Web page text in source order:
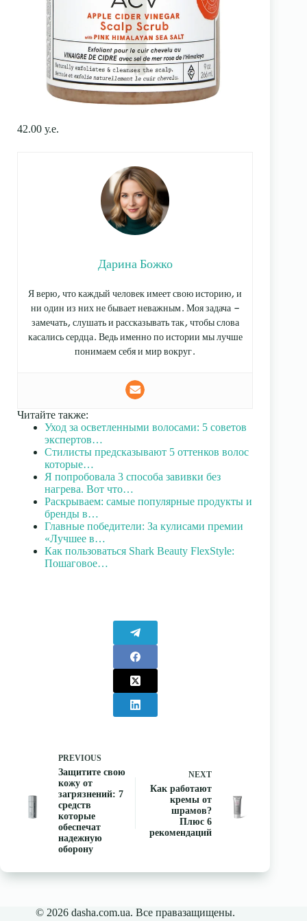
42.00 у.е.
Дарина Божко
Я верю, что каждый человек имеет свою историю, и
ни один из них не бывает неважным. Моя задача —
замечать, слушать и рассказывать так, чтобы слова
касались сердца. Ведь именно по истории мы лучше
понимаем себя и мир вокруг.
Читайте также:
Уход за осветленными волосами: 5 советов
экспертов…
Стилисты предсказывают 5 оттенков волос
которые…
Я попробовала 3 способа завивки без
нагрева. Вот что…
Раскрываем: самые популярные продукты и
бренды в…
Главные победители: За кулисами премии
«Лучшее в…
Как пользоваться Shark Beauty FlexStyle:
Пошаговое…
PREVIOUS
Защитите свою
кожу от
загрязнений: 7
средств
которые
обеспечат
надежную
оборону
NEXT
Как работают
кремы от
шрамов?
Плюс 6
рекомендаций
© 2026 dasha.com.ua. Все правазащищены.